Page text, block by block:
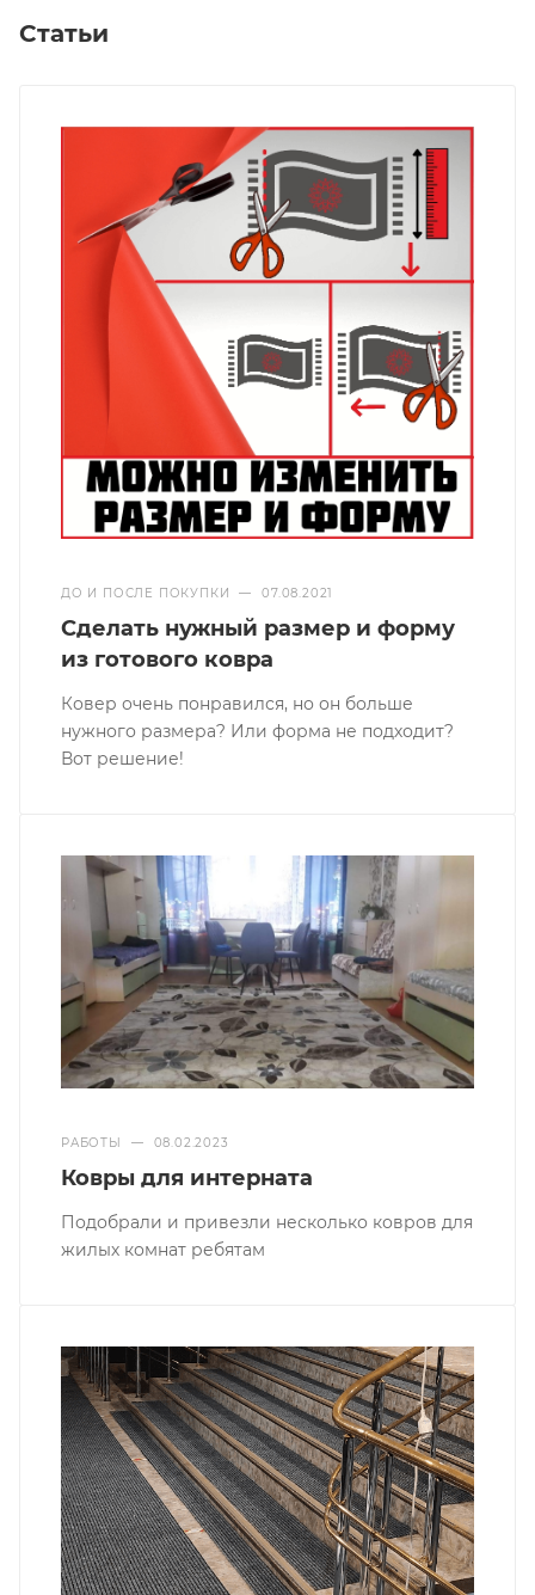
Статьи
ДО И ПОСЛЕ ПОКУПКИ — 07.08.2021
Сделать нужный размер и форму
из готового ковра
Ковер очень понравился, но он больше
нужного размера? Или форма не подходит?
Вот решение!
РАБОТЫ — 08.02.2023
Ковры для интерната
Подобрали и привезли несколько ковров для
жилых комнат ребятам